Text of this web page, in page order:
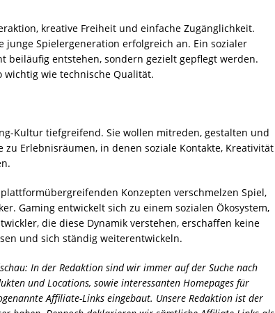
kreative Freiheit und einfache Zugänglichkeit.
Spielergeneration erfolgreich an. Ein sozialer
beiläufig entstehen, sondern gezielt gepflegt werden.
wichtig wie technische Qualität.
Kultur tiefgreifend. Sie wollen mitreden, gestalten und
Erlebnisräumen, in denen soziale Kontakte, Kreativität
Konzepten verschmelzen Spiel,
Gaming entwickelt sich zu einem sozialen Ökosystem,
die diese Dynamik verstehen, erschaffen keine
und sich ständig weiterentwickeln.
In der Redaktion sind wir immer auf der Suche nach
und Locations, sowie interessanten Homepages für
Affiliate-Links eingebaut. Unsere Redaktion ist der